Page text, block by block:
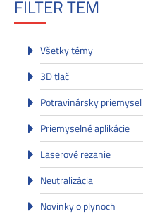
FILTER TÉM
Všetky témy
3D tlač
Potravinársky priemysel
Priemyselné aplikácie
Laserové rezanie
Neutralizácia
Novinky o plynoch